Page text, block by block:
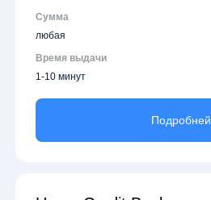
Сумма
любая
Время выдачи
1-10 минут
Подробней